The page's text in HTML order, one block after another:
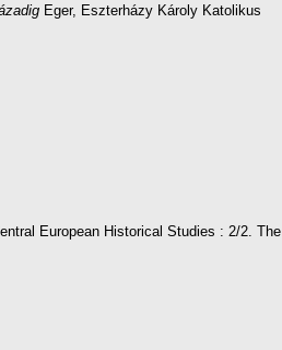
Eger, Eszterházy Károly Katolikus
European Historical Studies : 2/2. The